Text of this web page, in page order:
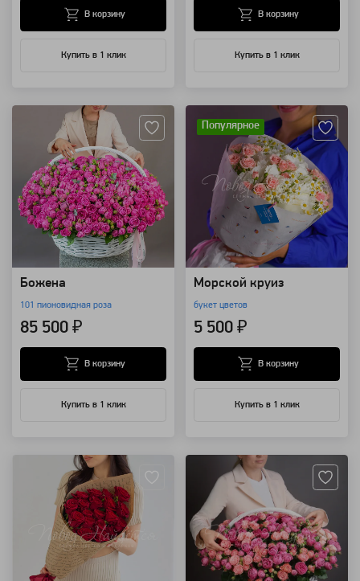
Купить в 1 клик
В корзину
Купить в 1 клик
В корзину
Божена
101 пионовидная роза
85 500 ₽
Купить в 1 клик
В корзину
Популярное
Морской круиз
букет цветов
5 500 ₽
Купить в 1 клик
В корзину